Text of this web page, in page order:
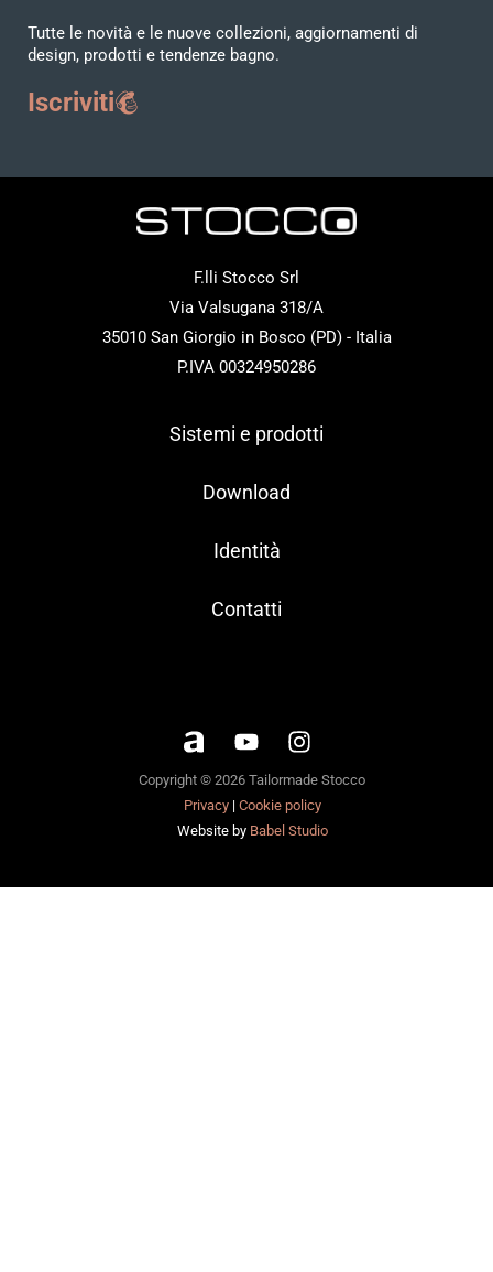
Tutte le novità e le nuove collezioni, aggiornamenti di
design, prodotti e tendenze bagno.
Iscriviti
F.lli Stocco Srl
Via Valsugana 318/A
35010 San Giorgio in Bosco (PD) - Italia
P.IVA 00324950286
Sistemi e prodotti
Download
Identità
Contatti
Copyright © 2026 Tailormade Stocco
Privacy| Cookie policy
Website by Babel Studio